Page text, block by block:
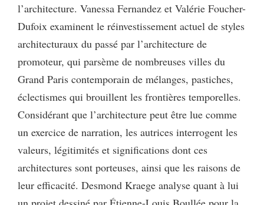
l’architecture. Vanessa Fernandez et Valérie Foucher-
Dufoix examinent le réinvestissement actuel de styles
architecturaux du passé par l’architecture de
promoteur, qui parsème de nombreuses villes du
Grand Paris contemporain de mélanges, pastiches,
éclectismes qui brouillent les frontières temporelles.
Considérant que l’architecture peut être lue comme
un exercice de narration, les autrices interrogent les
valeurs, légitimités et significations dont ces
architectures sont porteuses, ainsi que les raisons de
leur efficacité. Desmond Kraege analyse quant à lui